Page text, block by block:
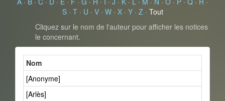
S· T· U · V· W· X· Y· Z · Tout
Cliquez sur le nom de l'auteur pour afficher les notices
le concernant.
Nom
[Anonyme]
[Arlès]